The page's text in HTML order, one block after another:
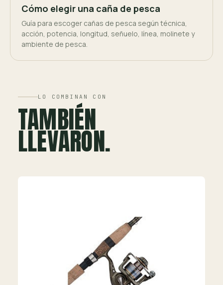
Cómo elegir una caña de pesca
Guía para escoger cañas de pesca según técnica,
acción, potencia, longitud, señuelo, línea, molinete y
ambiente de pesca.
LO COMBINAN CON
TAMBIÉN
LLEVARON.